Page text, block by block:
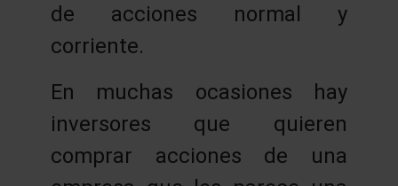
de acciones normal y
corriente.
En muchas ocasiones hay
inversores que quieren
comprar acciones de una